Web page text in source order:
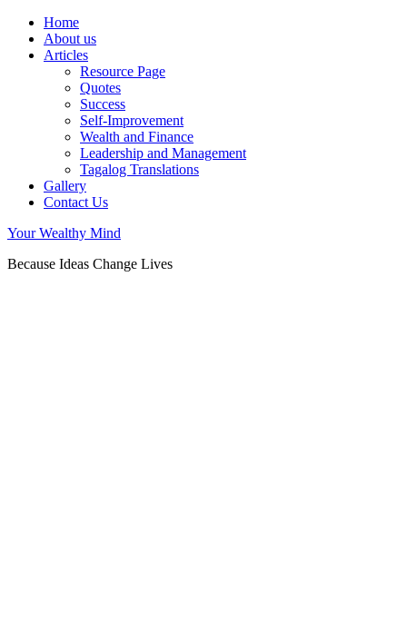
Home
About us
Articles
Resource Page
Quotes
Success
Self-Improvement
Wealth and Finance
Leadership and Management
Tagalog Translations
Gallery
Contact Us
Your Wealthy Mind
Because Ideas Change Lives